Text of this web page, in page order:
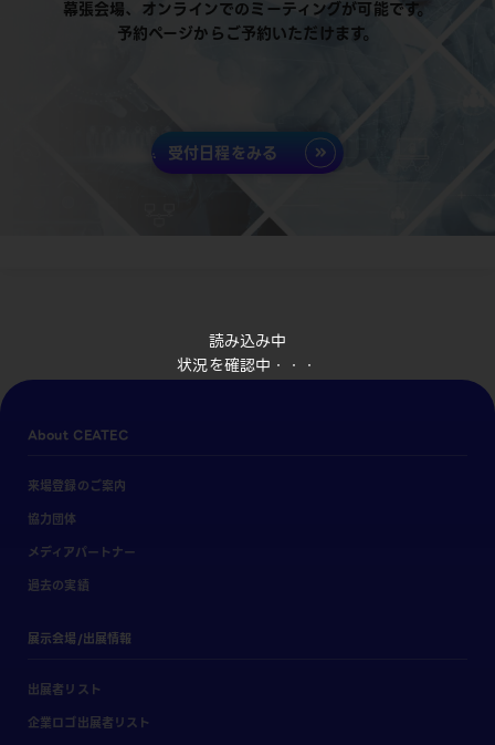
読み込み中
状況を確認中・・・
幕張会場、オンラインでのミーティングが可能です。
予約ページからご予約いただけます。
受付日程をみる
About CEATEC
来場登録のご案内
協力団体
メディアパートナー
過去の実績
展示会場/出展情報
出展者リスト
企業ロゴ出展者リスト